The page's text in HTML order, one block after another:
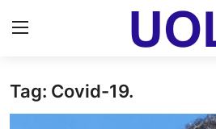
Login
Tag: Covid-19.